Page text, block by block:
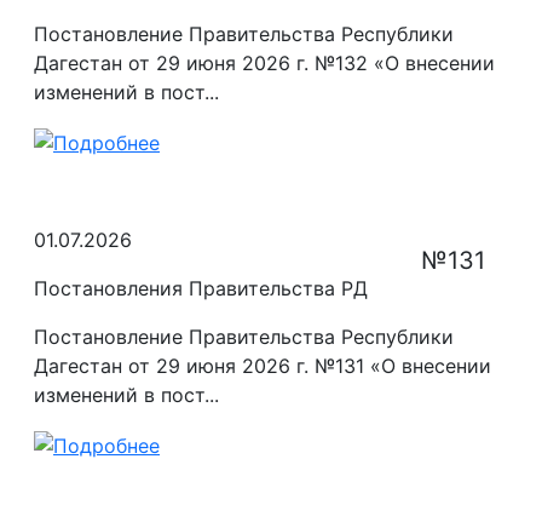
Постановление Правительства Республики
Дагестан от 29 июня 2026 г. №132 «О внесении
изменений в пост...
01.07.2026
Постановления Правительства РД
№131
Постановление Правительства Республики
Дагестан от 29 июня 2026 г. №131 «О внесении
изменений в пост...